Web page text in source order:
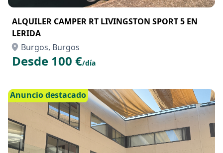
ALQUILER CAMPER RT LIVINGSTON SPORT 5 EN
LERIDA
Burgos, Burgos
Desde 100 €/día
Anuncio destacado